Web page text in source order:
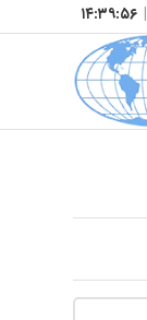
| ۱۴:۳۹:۵۷